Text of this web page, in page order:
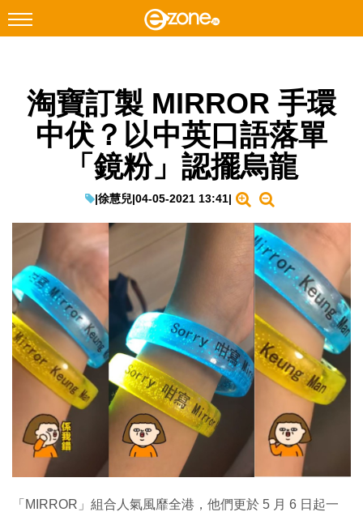
Facebook Instagram
科技焦點
教學評測
EduTech
IT Times
生成式AI與雲端應用
Enterprise Digital Transformation
淘寶訂製 MIRROR 手環
中伏？以中英口語落單
「鏡粉」認擺烏龍
|徐慧兒|04-05-2021 13:41|
「MIRROR」組合人氣風靡全港，他們更於 5 月 6 日起一